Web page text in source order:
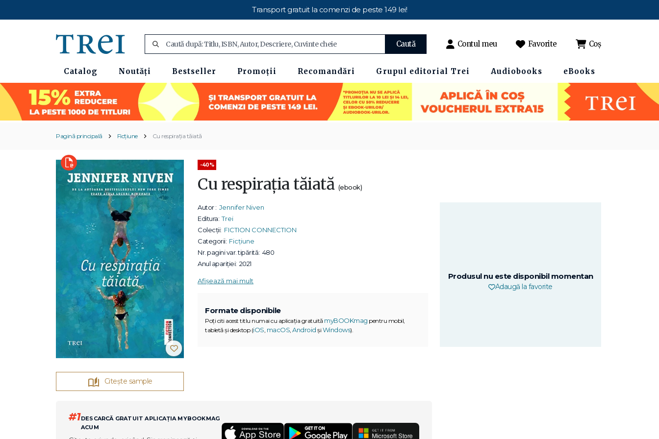
Transport gratuit la comenzi de peste 149 lei!
Caută Contul meu Favorite Coș
Catalog Noutăți Bestseller Promoții Recomandări Grupul editorial Trei Audiobooks eBooks
Pagină principală Ficțiune Cu respirația tăiată
Citește sample
-40%
Cu respirația tăiată (ebook)
Autor : Jennifer Niven
Editura: Trei
Colecții: FICTION CONNECTION
Categorii: Ficțiune
Nr. pagini var. tipărită: 480
Anul apariției: 2021
Afișează mai mult
Formate disponibile
Poți citi acest titlu numai cu aplicația gratuită myBOOKmag pentru mobil,
tabletă și desktop (iOS, macOS, Android și Windows).
Produsul nu este disponibil momentan
Adaugă la favorite
#1DESCARCĂ GRATUIT APLICAȚIA MYBOOKMAG
ACUM